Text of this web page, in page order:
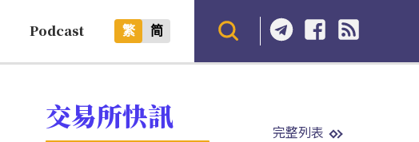
Podcast 繁 简
交易所快訊 完整列表